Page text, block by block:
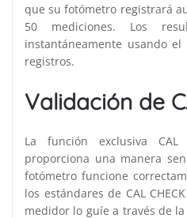
que su fotómetro registrará
50 mediciones. Los
instantáneamente usando
registros.
Validación de
La función exclusiva CAL
proporciona una manera
fotómetro funcione
los estándares de CAL
medidor lo guíe a través de